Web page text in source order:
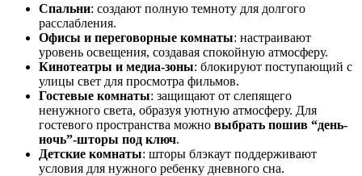
Спальни: создают полную темноту для долгого
расслабления.
Офисы и переговорные комнаты: настраивают
уровень освещения, создавая спокойную атмосферу.
Кинотеатры и медиа-зоны: блокируют поступающий с
улицы свет для просмотра фильмов.
Гостевые комнаты: защищают от слепящего
ненужного света, образуя уютную атмосферу. Для
гостевого пространства можно выбрать пошив “день-
ночь”-шторы под ключ.
Детские комнаты: шторы блэкаут поддерживают
условия для нужного ребенку дневного сна.